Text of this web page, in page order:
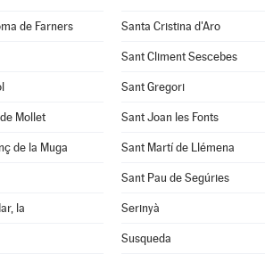
de Farners Santa Cristina d'Aro
Sant Climent Sescebes
Sant Gregori
Mollet Sant Joan les Fonts
de la Muga Sant Martí de Llémena
Sant Pau de Segúries
la Serinyà
Susqueda